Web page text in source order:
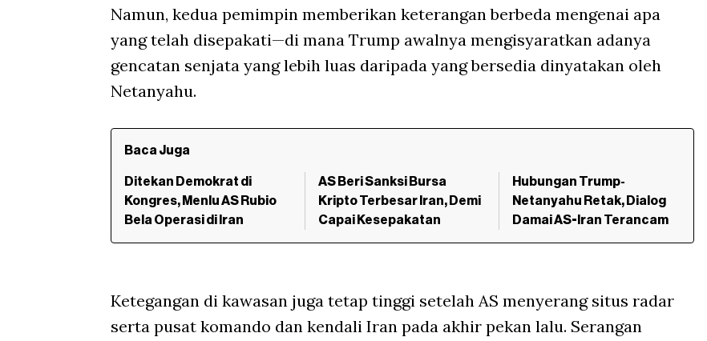
Namun, kedua pemimpin memberikan keterangan berbeda mengenai apa
yang telah disepakati—di mana Trump awalnya mengisyaratkan adanya
gencatan senjata yang lebih luas daripada yang bersedia dinyatakan oleh
Netanyahu.
Baca Juga
Ditekan Demokrat di
Kongres, Menlu AS Rubio
Bela Operasi di Iran
AS Beri Sanksi Bursa
Kripto Terbesar Iran, Demi
Capai Kesepakatan
Hubungan Trump-
Netanyahu Retak, Dialog
Damai AS-Iran Terancam
Ketegangan di kawasan juga tetap tinggi setelah AS menyerang situs radar
serta pusat komando dan kendali Iran pada akhir pekan lalu. Serangan